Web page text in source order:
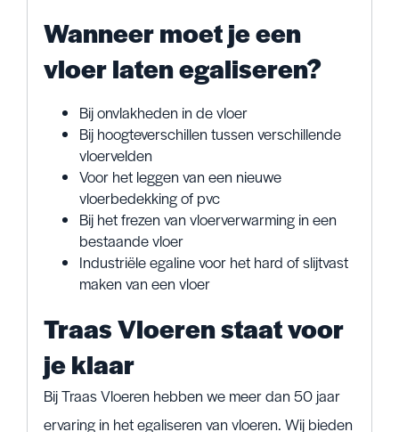
Wanneer moet je een
vloer laten egaliseren?
Bij onvlakheden in de vloer
Bij hoogteverschillen tussen verschillende
vloervelden
Voor het leggen van een nieuwe
vloerbedekking of pvc
Bij het frezen van vloerverwarming in een
bestaande vloer
Industriële egaline voor het hard of slijtvast
maken van een vloer
Traas Vloeren staat voor
je klaar
Bij Traas Vloeren hebben we meer dan 50 jaar
ervaring in het egaliseren van vloeren. Wij bieden